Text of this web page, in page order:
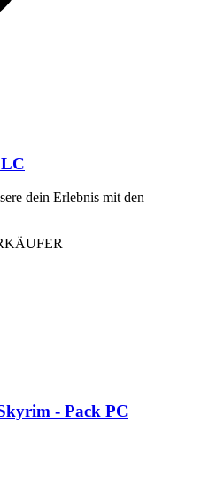
dein Erlebnis mit den
- Pack PC